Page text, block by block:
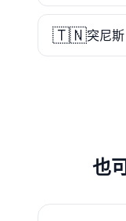
🇹🇳突尼斯
也